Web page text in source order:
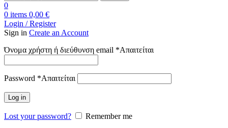
0
0 items 0,00 €
Login / Register
Sign in Create an Account
Όνομα χρήστη ή διεύθυνση email *Απαιτείται
Password *Απαιτείται
Log in
Lost your password?
Remember me